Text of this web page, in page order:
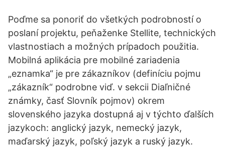
Poďme sa ponoriť do všetkých podrobností o
poslaní projektu, peňaženke Stellite, technických
vlastnostiach a možných prípadoch použitia.
Mobilná aplikácia pre mobilné zariadenia
„eznamka“ je pre zákazníkov (definíciu pojmu
„zákazník“ podrobne viď. v sekcii Diaľničné
známky, časť Slovník pojmov) okrem
slovenského jazyka dostupná aj v týchto ďalších
jazykoch: anglický jazyk, nemecký jazyk,
maďarský jazyk, poľský jazyk a ruský jazyk.